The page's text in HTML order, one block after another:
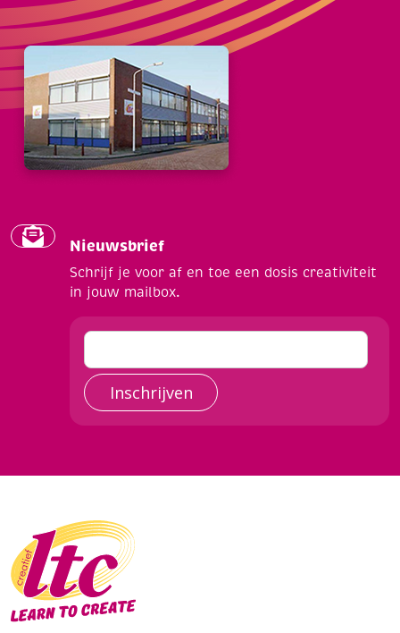
Nieuwsbrief
Schrijf je voor af en toe een dosis creativiteit
in jouw mailbox.
Inschrijven